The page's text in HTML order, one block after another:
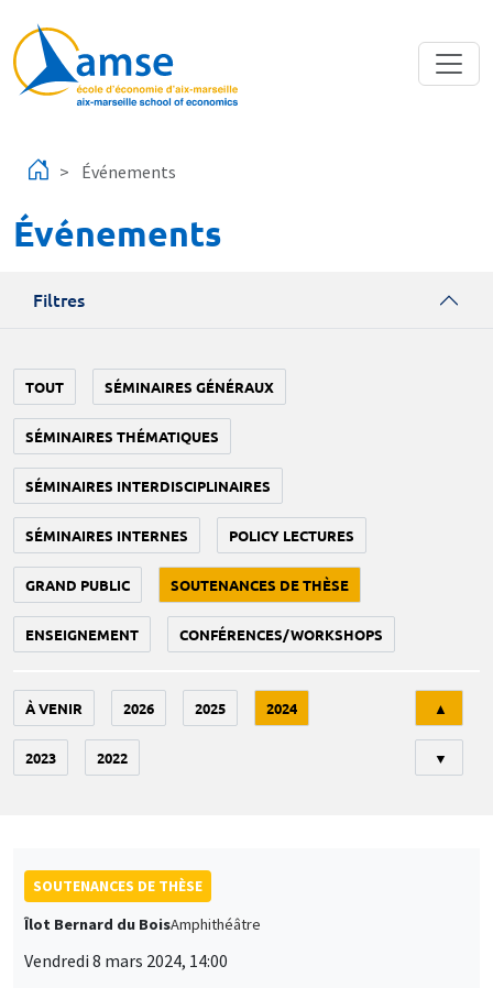
Événements
Événements
Filtres
TOUT SÉMINAIRES GÉNÉRAUX
SÉMINAIRES THÉMATIQUES
SÉMINAIRES INTERDISCIPLINAIRES
SÉMINAIRES INTERNES POLICY LECTURES
GRAND PUBLIC SOUTENANCES DE THÈSE
ENSEIGNEMENT CONFÉRENCES/WORKSHOPS
À VENIR 2026 2025 2024
2023 2022
▲
▼
SOUTENANCES DE THÈSE
Îlot Bernard du BoisAmphithéâtre
Vendredi 8 mars 2024, 14:00